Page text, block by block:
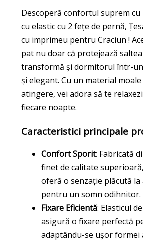
Descoperă confortul suprem cu
cu elastic cu 2 fețe de pernă,
cu imprimeu pentru Craciun !
pat nu doar că protejează
transformă și dormitorul într-
și elegant. Cu un material
atingere, vei adora să te
fiecare noapte.
Caracteristici principale
Confort Sporit: Fabricată
finet de calitate
oferă o senzație plăcută
pentru un somn odihnitor.
Fixare Eficientă: Elasticul
asigură o fixare perfectă
adaptându-se ușor formei